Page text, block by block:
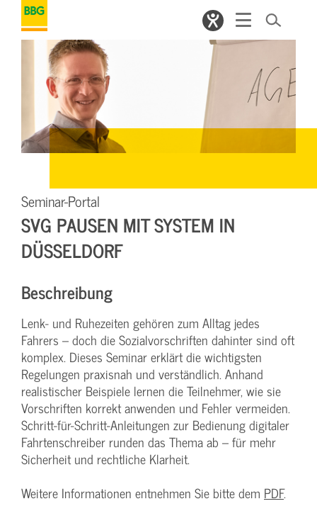
Seminar-Portal
SVG PAUSEN MIT SYSTEM IN
DÜSSELDORF
Beschreibung
Lenk- und Ruhezeiten gehören zum Alltag jedes
Fahrers – doch die Sozialvorschriften dahinter sind oft
komplex. Dieses Seminar erklärt die wichtigsten
Regelungen praxisnah und verständlich. Anhand
realistischer Beispiele lernen die Teilnehmer, wie sie
Vorschriften korrekt anwenden und Fehler vermeiden.
Schritt-für-Schritt-Anleitungen zur Bedienung digitaler
Fahrtenschreiber runden das Thema ab – für mehr
Sicherheit und rechtliche Klarheit.
Weitere Informationen entnehmen Sie bitte dem PDF.